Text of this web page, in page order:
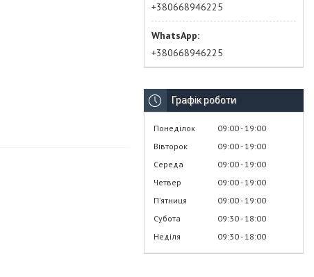
+380668946225
+380668946225
Графік роботи
Понеділок 09:00 19:00
Вівторок
09:00 19:00
Середа
09:00 19:00
Четвер
09:00 19:00
Пʼятниця
09:00 19:00
Субота
09:30 18:00
Неділя
09:30 18:00